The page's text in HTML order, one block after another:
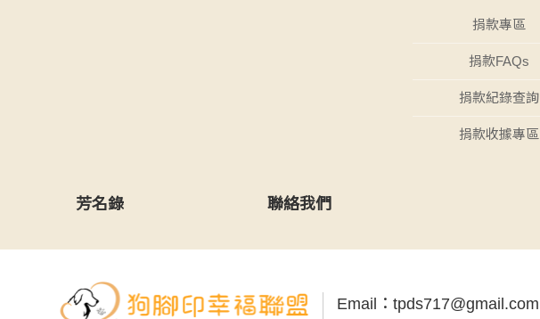
捐款專區
捐款FAQs
捐款紀錄查詢
捐款收據專區
芳名錄 聯絡我們
Email： tpds717@gmail.com